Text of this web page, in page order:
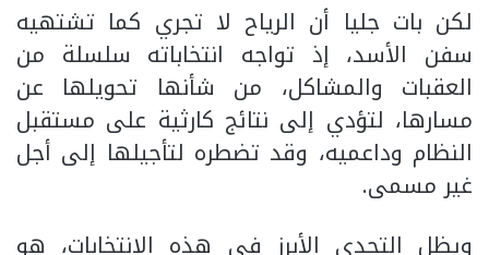
لكن بات جليا أن الرياح لا تجري كما تشتهيه
سفن الأسد، إذ تواجه انتخاباته سلسلة من
العقبات والمشاكل، من شأنها تحويلها عن
مسارها، لتؤدي إلى نتائج كارثية على مستقبل
النظام وداعميه، وقد تضطره لتأجيلها إلى أجل
غير مسمى.
ويظل التحدي الأبرز في هذه الانتخابات، هو